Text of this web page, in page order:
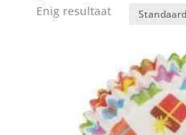
Enig resultaat